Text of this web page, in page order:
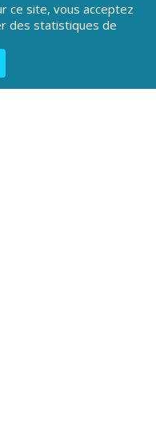
du patrimoine des
ce site, vous acceptez
des statistiques de